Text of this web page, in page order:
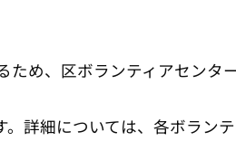
め、区ボランティアセンタ
詳細については、各ボラン